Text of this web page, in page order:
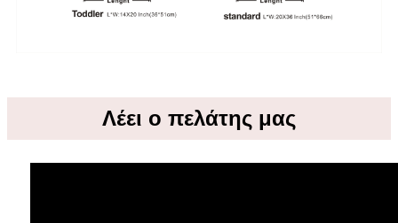
Λέει ο πελάτης μας